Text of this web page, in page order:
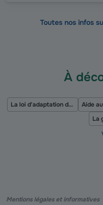
Toutes nos infos
À
La loi d'adaptation de la société au vieillissement
La
Mentions légales et informatives